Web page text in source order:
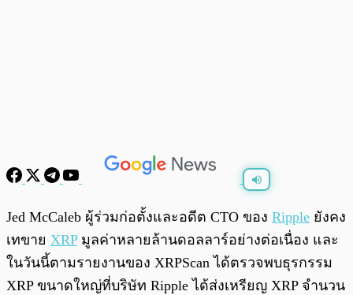
0:00
Jed McCaleb ผู้ร่วมก่อตั้งและอดีต CTO ของ Ripple ยังคง
เทขาย XRPมูลค่าหลายล้านดอลลาร์อย่างต่อเนื่อง และ
ในวันนี้ตามรายงานของ XRPScan ได้ตรวจพบธุรกรรม
XRP ขนาดใหญ่ที่บริษัท Ripple ได้ส่งเหรียญ XRP จำนวน